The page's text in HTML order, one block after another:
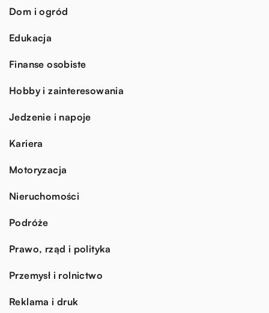
Dom i ogród
Edukacja
Finanse osobiste
Hobby i zainteresowania
Jedzenie i napoje
Kariera
Motoryzacja
Nieruchomości
Podróże
Prawo, rząd i polityka
Przemysł i rolnictwo
Reklama i druk